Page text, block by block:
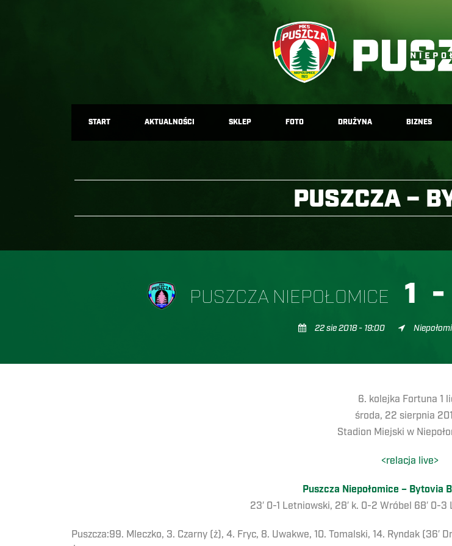
START AKTUALNOŚCI SKLEP FOTO DRUŻYNA BIZNES
PUSZCZA –
PUSZCZA NIEPOŁOMICE 1 -
22 sie 2018 - 19:00
6. kolejka Fortuna 1
środa, 22 sierpnia
Stadion Miejski w
<relacja live>
Puszcza Niepołomice – Bytovia
23′ 0-1 Letniowski, 28′ k. 0-2 Wróbel 68′ 0-3
Puszcza:99. Mleczko, 3. Czarny (ż), 4. Fryc, 8. Uwakwe, 10. Tomalski, 14. Ryndak (36′